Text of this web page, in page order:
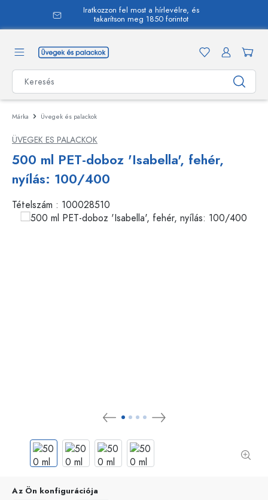
Iratkozzon fel most a hírlevélre, és
takarítson meg 1850 forintot
Márka Üvegek és palackok
ÜVEGEK ES PALACKOK
500 ml PET-doboz 'Isabella', fehér,
nyílás: 100/400
Tételszám : 100028510
Az Ön konfigurációja